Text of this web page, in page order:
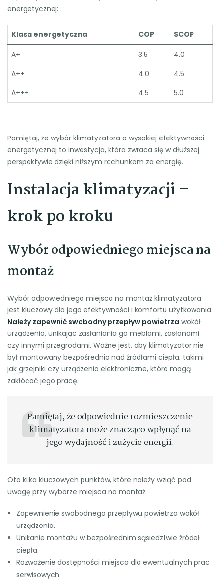
energetycznej:
Klasa energetyczna COP SCOP
A+ 3.5
4.0
A++
4.0
4.5
A+++
4.5 5.0
Pamiętaj, że wybór klimatyzatora o wysokiej efektywności
energetycznej to inwestycja, która zwraca się w dłuższej
perspektywie dzięki niższym rachunkom za energię.
Instalacja klimatyzacji –
krok po kroku
Wybór odpowiedniego miejsca na
montaż
Wybór odpowiedniego miejsca na montaż klimatyzatora
jest kluczowy dla jego efektywności i komfortu użytkowania.
Należy zapewnić swobodny przepływ powietrza wokół
urządzenia, unikając zasłaniania go meblami, zasłonami
czy innymi przegrodami. Ważne jest, aby klimatyzator nie
był montowany bezpośrednio nad źródłami ciepła, takimi
jak grzejniki czy urządzenia elektroniczne, które mogą
zakłócać jego pracę.
Pamiętaj, że odpowiednie rozmieszczenie
klimatyzatora może znacząco wpłynąć na
jego wydajność i zużycie energii.
Oto kilka kluczowych punktów, które należy wziąć pod
uwagę przy wyborze miejsca na montaż:
Zapewnienie swobodnego przepływu powietrza wokół
urządzenia.
Unikanie montażu w bezpośrednim sąsiedztwie źródeł
ciepła.
Rozważenie dostępności miejsca dla ewentualnych prac
serwisowych.